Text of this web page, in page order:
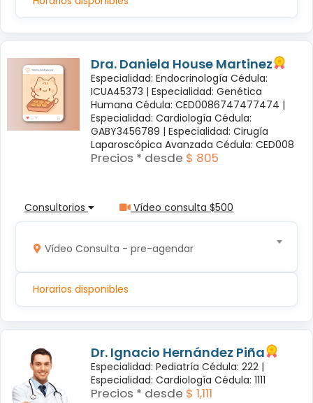
Dra. Daniela House Martinez
Especialidad: Endocrinología Cédula:
ICUA45373 | Especialidad: Genética
Humana Cédula: CED0086747477474 |
Especialidad: Cardiología Cédula:
GABY3456789 | Especialidad: Cirugía
Laparoscópica Avanzada Cédula: CED008
Precios * desde $ 805
Consultorios Vídeo consulta $500
Vídeo Consulta - pre-agendar
Horarios disponibles
Dr. Ignacio Hernández Piña
Especialidad: Pediatría Cédula: 222 |
Especialidad: Cardiología Cédula: 1111
Precios * desde $ 1,111